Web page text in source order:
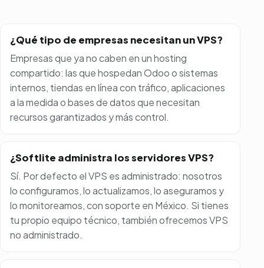
¿Qué tipo de empresas necesitan un VPS?
Empresas que ya no caben en un hosting
compartido: las que hospedan Odoo o sistemas
internos, tiendas en línea con tráfico, aplicaciones
a la medida o bases de datos que necesitan
recursos garantizados y más control.
¿Softlite administra los servidores VPS?
Sí. Por defecto el VPS es administrado: nosotros
lo configuramos, lo actualizamos, lo aseguramos y
lo monitoreamos, con soporte en México. Si tienes
tu propio equipo técnico, también ofrecemos VPS
no administrado.